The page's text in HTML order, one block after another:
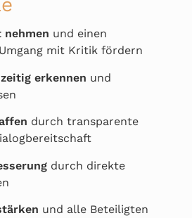
nehmen und einen
mit Kritik fördern
erkennen und
durch transparente
durch direkte
und alle Beteiligten